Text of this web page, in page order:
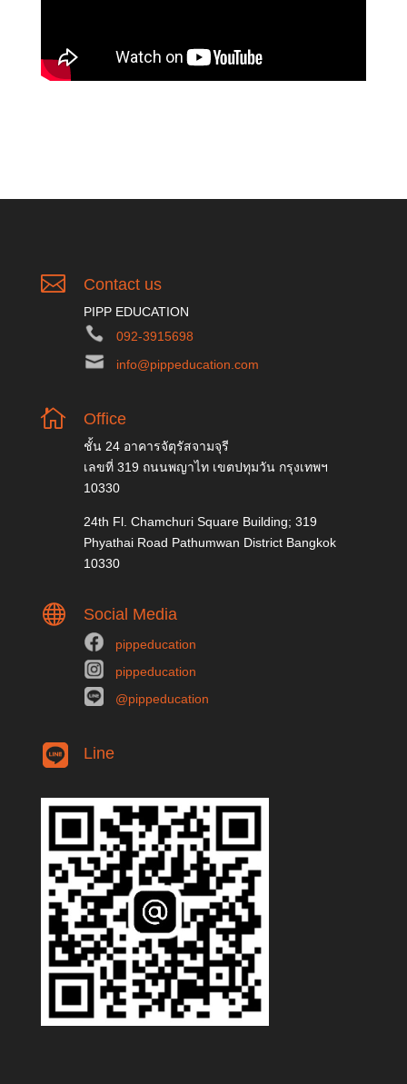
 Contact us
PIPP EDUCATION
092-3915698
info@pippeducation.com
 Office
ชั้น 24 อาคารจัตุรัสจามจุรี
เลขที่ 319 ถนนพญาไท เขตปทุมวัน กรุงเทพฯ
10330
24th Fl. Chamchuri Square Building; 319
Phyathai Road Pathumwan District Bangkok
10330
 Social Media
pippeducation
pippeducation
@pippeducation
Line